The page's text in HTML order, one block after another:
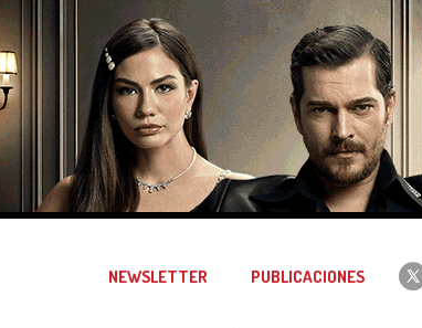
NEWSLETTER PUBLICACIONES